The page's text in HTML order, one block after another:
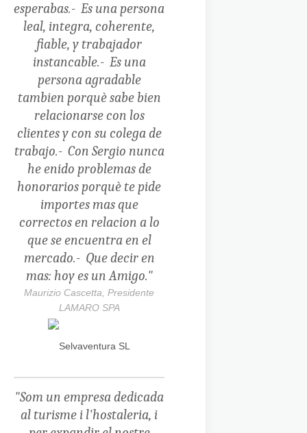
esperabas.- Es una persona
leal, integra, coherente,
fiable, y trabajador
instancable.- Es una
persona agradable
tambien porquè sabe bien
relacionarse con los
clientes y con su colega de
trabajo.- Con Sergio nunca
he enido problemas de
honorarios porquè te pide
importes mas que
correctos en relacion a lo
que se encuentra en el
mercado.- Que decir en
mas: hoy es un Amigo."
Maurizio Cascetta, Presidente
LAMARO SPA
"Som un empresa dedicada
al turisme i l'hostaleria, i